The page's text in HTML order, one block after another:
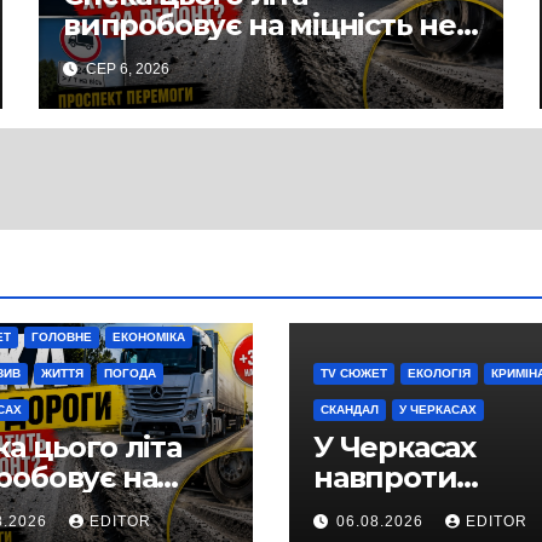
випробовує на міцність не
лише людей, а й дороги
Черкас
СЕР 6, 2026
ГОЛОВНЕ ЕКОНОМІКА
ЖИТТЯ ПОГОДА
цього літа
на
не лише
EDITOR
TV СЮЖЕТ ЕКОЛОГІЯ
СКАНДАЛ У ЧЕРКАСАХ
У Черкасах
навпроти
будівництва
06.08.2026 EDITOR